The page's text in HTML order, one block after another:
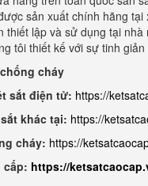
sản xuất chính hãng
lập và sử dụng tại
tôi thiết kế với sự tinh
cháy
sắt điện tử: https://
khác tại: https://
cháy: https://
cấp: https://